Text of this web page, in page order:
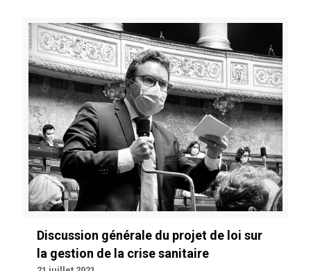
Discussion générale du projet de loi sur
la gestion de la crise sanitaire